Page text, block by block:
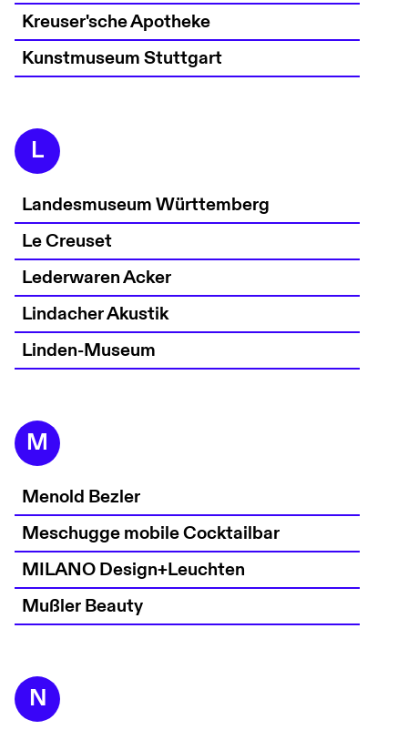
Kreuser'sche Apotheke
Kunstmuseum Stuttgart
L
Landesmuseum Württemberg
Le Creuset
Lederwaren Acker
Lindacher Akustik
Linden-Museum
M
Menold Bezler
Meschugge mobile Cocktailbar
MILANO Design+Leuchten
Mußler Beauty
N